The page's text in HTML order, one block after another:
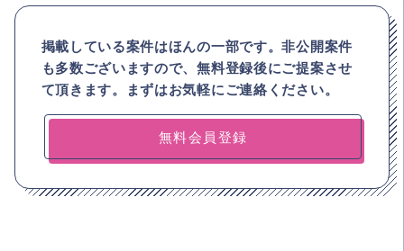
掲載している案件はほんの一部です。非公開案件
も多数ございますので、無料登録後にご提案させ
て頂きます。まずはお気軽にご連絡ください。
無料会員登録